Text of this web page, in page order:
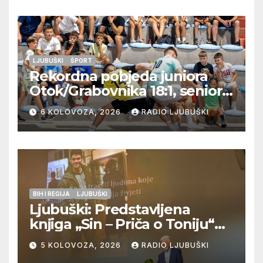
LJUBUŠKI ŠPORT
Rekordna pobjeda juniora
Otok/Grabovnika 18:1, seniori
Pregrađa u četvrtfinalu,
Veljaci i Cerno/Crnopod u
doigravanju, Grljevići završili
natjecanje
6 KOLOVOZA, 2026 RADIO LJUBUŠKI
BIH I REGIJA LJUBUŠKI
Ljubuški: Predstavljena
knjiga „Sin – Priča o Toniju“
dr. sc. Zdenka Hercega
5 KOLOVOZA, 2026 RADIO LJUBUŠKI